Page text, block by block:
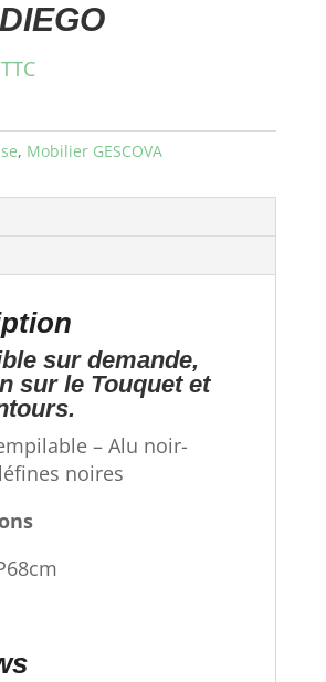
TTC
, Mobilier GESCOVA
sur demande,
sur le Touquet et
– Alu noir-
noires